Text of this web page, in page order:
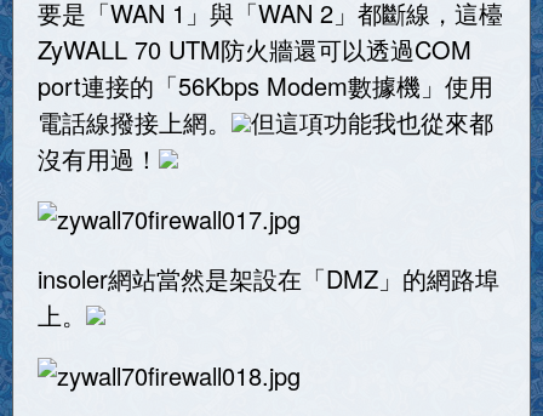
要是「WAN 1」與「WAN 2」都斷線，這檯
ZyWALL 70 UTM防火牆還可以透過COM
port連接的「56Kbps Modem數據機」使用
電話線撥接上網。
但這項功能我也從來都
沒有用過！
insoler網站當然是架設在「DMZ」的網路埠
上。